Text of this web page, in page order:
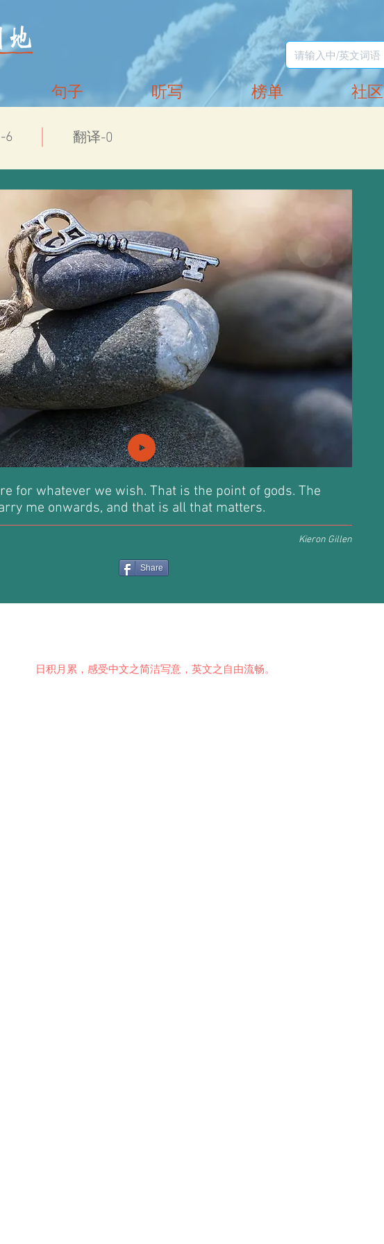
句子 听写 榜单 社区
6 翻译-0
for whatever we wish. That is the point of gods. The
me onwards, and that is all that matters.
Kieron Gillen
Share
日积月累，感受中文之简洁写意，英文之自由流畅。